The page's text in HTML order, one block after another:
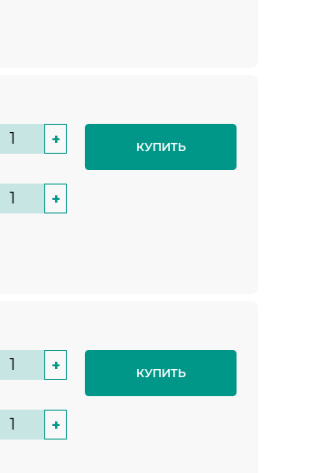
+
+
КУПИТЬ
+
+
КУПИТЬ